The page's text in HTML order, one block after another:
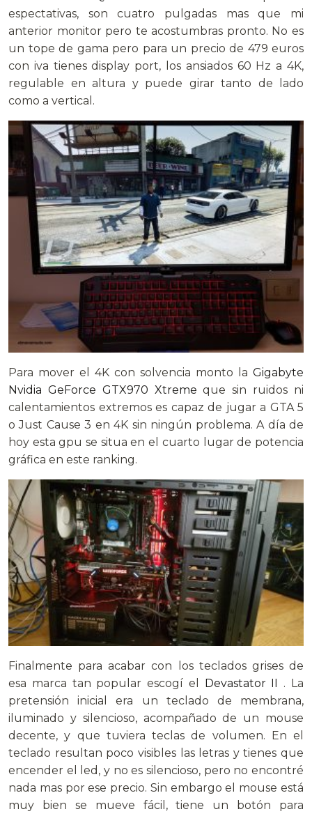
espectativas, son cuatro pulgadas mas que mi
anterior monitor pero te acostumbras pronto. No es
un tope de gama pero para un precio de 479 euros
con iva tienes display port, los ansiados 60 Hz a 4K,
regulable en altura y puede girar tanto de lado
como a vertical.
Para mover el 4K con solvencia monto la Gigabyte
Nvidia GeForce GTX970 Xtreme que sin ruidos ni
calentamientos extremos es capaz de jugar a GTA 5
o Just Cause 3 en 4K sin ningún problema. A día de
hoy esta gpu se situa en el cuarto lugar de potencia
gráfica en este ranking.
Finalmente para acabar con los teclados grises de
esa marca tan popular escogí el Devastator II . La
pretensión inicial era un teclado de membrana,
iluminado y silencioso, acompañado de un mouse
decente, y que tuviera teclas de volumen. En el
teclado resultan poco visibles las letras y tienes que
encender el led, y no es silencioso, pero no encontré
nada mas por ese precio. Sin embargo el mouse está
muy bien se mueve fácil, tiene un botón para